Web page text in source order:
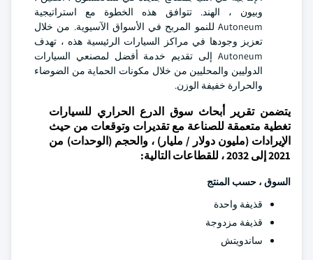
وبيون ، الهند. تتوافق هذه الخطوة مع استراتيجية
Autoneum للنمو المربح في الأسواق الآسيوية. من خلال
تعزيز وجودها في مراكز السيارات الرئيسية هذه ، تهدف
Autoneum إلى تقديم خدمة أفضل لمصنعي السيارات
الدوليين والمحليين من خلال مكونات الحماية من الضوضاء
والحرارة خفيفة الوزن.
يتضمن تقرير أبحاث سوق الدرع الحراري للسيارات
تغطية متعمقة للصناعة مع تقديرات وتوقعات من حيث
الإيرادات (مليون دولار / مليار) ، والحجم (الوحدات) من
2021 إلى 2032 ، للقطاعات التالية:
السوق ، حسب المنتج
قذيفة واحدة
قذيفة مزدوجة
ساندويتش